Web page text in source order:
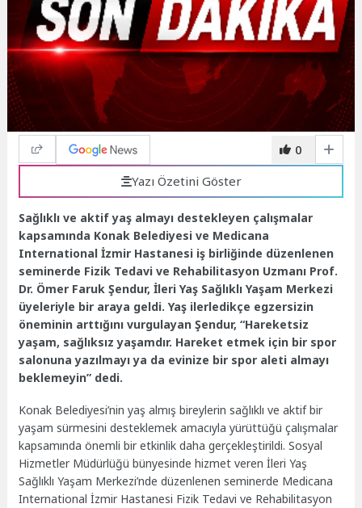
0
Yazı Özetini Göster
Sağlıklı ve aktif yaş almayı destekleyen çalışmalar
kapsamında Konak Belediyesi ve Medicana
International İzmir Hastanesi iş birliğinde düzenlenen
seminerde Fizik Tedavi ve Rehabilitasyon Uzmanı Prof.
Dr. Ömer Faruk Şendur, İleri Yaş Sağlıklı Yaşam Merkezi
üyeleriyle bir araya geldi. Yaş ilerledikçe egzersizin
öneminin arttığını vurgulayan Şendur, “Hareketsiz
yaşam, sağlıksız yaşamdır. Hareket etmek için bir spor
salonuna yazılmayı ya da evinize bir spor aleti almayı
beklemeyin” dedi.
Konak Belediyesi’nin yaş almış bireylerin sağlıklı ve aktif bir
yaşam sürmesini desteklemek amacıyla yürüttüğü çalışmalar
kapsamında önemli bir etkinlik daha gerçekleştirildi. Sosyal
Hizmetler Müdürlüğü bünyesinde hizmet veren İleri Yaş
Sağlıklı Yaşam Merkezi’nde düzenlenen seminerde Medicana
International İzmir Hastanesi Fizik Tedavi ve Rehabilitasyon